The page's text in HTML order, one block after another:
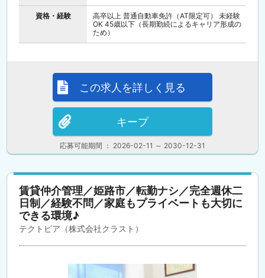
資格・経験
高卒以上 普通自動車免許（AT限定可） 未経験
OK 45歳以下（長期勤続によるキャリア形成の
ため）
応募可能期間 ： 2026-02-11 ～ 2030-12-31
この求人を詳しく見る
キープ
賃貸仲介管理／姫路市／転勤ナシ／完全週休二
日制／経験不問／家庭もプライベートも大切に
できる環境♪
テクトピア（株式会社クラスト）